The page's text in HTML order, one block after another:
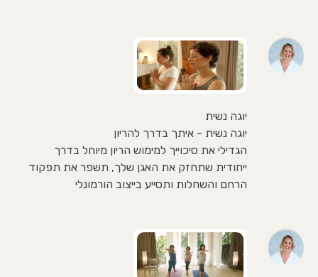
יוגה נשית
יוגה נשית - איתך בדרך להריון
הגדילי את סיכוייך למימוש הריון מיוחל בדרך
ייחודית שתחזק את האגן שלך, תשפר את תפקוד
הרחם והשחלות ותסייע בייצוב הורמונלי